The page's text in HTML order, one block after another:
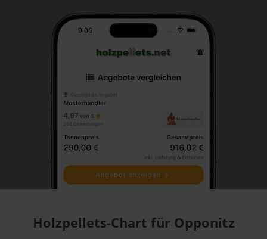
Holzpellets-Chart für Opponitz